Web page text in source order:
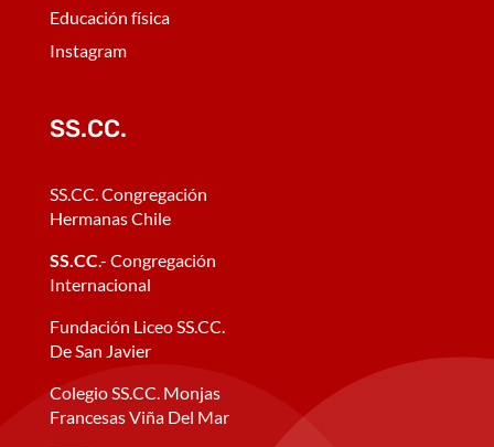
Educación física
Instagram
SS.CC.
SS.CC. Congregación
Hermanas Chile
SS.CC.- Congregación
Internacional
Fundación Liceo SS.CC.
De San Javier
Colegio SS.CC. Monjas
Francesas Viña Del Mar